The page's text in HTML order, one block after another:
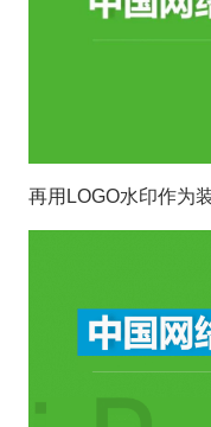
再用LOGO水印作为